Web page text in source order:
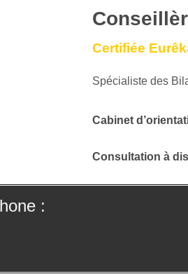
Certifiée
Spécialiste des
Cabinet
Consultation à
: